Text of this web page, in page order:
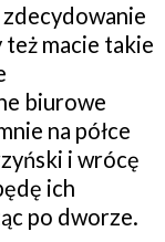
macie takie
biurowe
na półce
i wrócę
ich
po dworze.